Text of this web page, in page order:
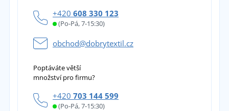
+420 608 330 123
(Po-Pá, 7-15:30)
obchod@dobrytextil.cz
Poptáváte větší
množství pro firmu?
+420 703 144 599
(Po-Pá, 7-15:30)